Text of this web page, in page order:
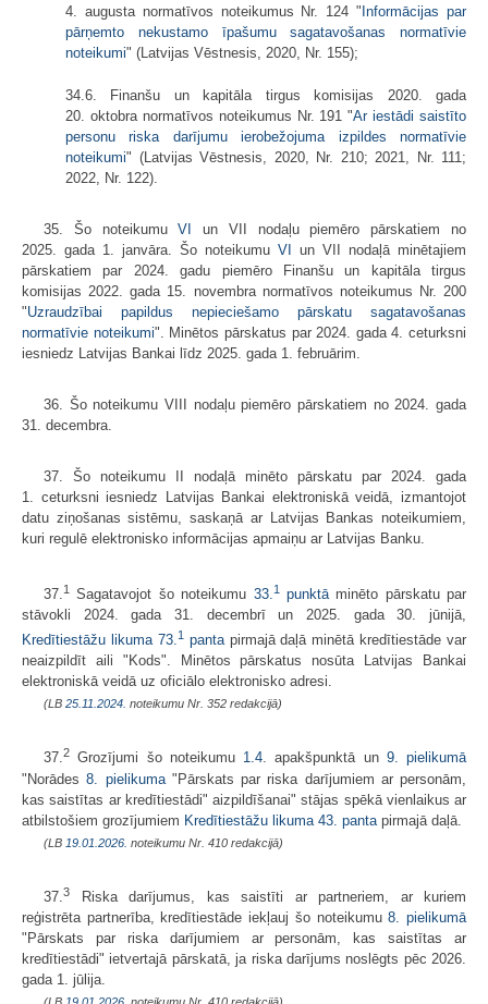
4. augusta normatīvos noteikumus Nr. 124 "Informācijas par
pārņemto nekustamo īpašumu sagatavošanas normatīvie
noteikumi" (Latvijas Vēstnesis, 2020, Nr. 155);
34.6. Finanšu un kapitāla tirgus komisijas 2020. gada
20. oktobra normatīvos noteikumus Nr. 191 "Ar iestādi saistīto
personu riska darījumu ierobežojuma izpildes normatīvie
noteikumi" (Latvijas Vēstnesis, 2020, Nr. 210; 2021, Nr. 111;
2022, Nr. 122).
35. Šo noteikumuVIun VII nodaļu piemēro pārskatiem no
2025. gada 1. janvāra. Šo noteikumu VI un VII nodaļā minētajiem
pārskatiem par 2024. gadu piemēro Finanšu un kapitāla tirgus
komisijas 2022. gada 15. novembra normatīvos noteikumus Nr. 200
"Uzraudzībai papildus nepieciešamo pārskatu sagatavošanas
normatīvie noteikumi". Minētos pārskatus par 2024. gada 4. ceturksni
iesniedz Latvijas Bankai līdz 2025. gada 1. februārim.
36. Šo noteikumu VIII nodaļu piemēro pārskatiem no 2024. gada
31. decembra.
37. Šo noteikumu II nodaļā minēto pārskatu par 2024. gada
1. ceturksni iesniedz Latvijas Bankai elektroniskā veidā, izmantojot
datu ziņošanas sistēmu, saskaņā ar Latvijas Bankas noteikumiem,
kuri regulē elektronisko informācijas apmaiņu ar Latvijas Banku.
37.1 Sagatavojot šo noteikumu 33.1punktāminēto pārskatu par
stāvokli 2024. gada 31. decembrī un 2025. gada 30. jūnijā,
Kredītiestāžu likuma 73.1pantapirmajā daļā minētā kredītiestāde var
neaizpildīt aili "Kods". Minētos pārskatus nosūta Latvijas Bankai
elektroniskā veidā uz oficiālo elektronisko adresi.
(LB 25.11.2024. noteikumu Nr. 352 redakcijā)
37.2 Grozījumi šo noteikumu 1.4. apakšpunktā un 9. pielikumā
"Norādes8. pielikuma"Pārskats par riska darījumiem ar personām,
kas saistītas ar kredītiestādi" aizpildīšanai" stājas spēkā vienlaikus ar
atbilstošiem grozījumiem Kredītiestāžu likuma 43. panta pirmajā daļā.
(LB 19.01.2026. noteikumu Nr. 410 redakcijā)
37.3
Riska darījumus, kas saistīti ar partneriem, ar kuriem
reģistrēta partnerība, kredītiestāde iekļauj šo noteikumu8. pielikumā
"Pārskats par riska darījumiem ar personām, kas saistītas ar
kredītiestādi" ietvertajā pārskatā, ja riska darījums noslēgts pēc 2026.
gada 1. jūlija.